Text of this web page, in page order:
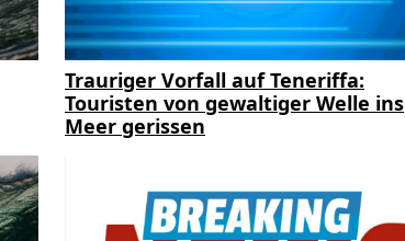
Trauriger Vorfall auf Teneriffa:
Touristen von gewaltiger Welle ins
Meer gerissen